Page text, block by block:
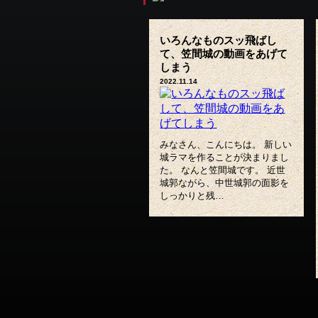
いろんなものスッ飛ばし
て、笠間城の動画をあげて
しまう
2022.11.14
みなさん、こんにちは。 新しい
城ラマを作ることが決まりまし
た。 なんと笠間城です。 近世
城郭ながら、中世城郭の面影を
しっかりと残…